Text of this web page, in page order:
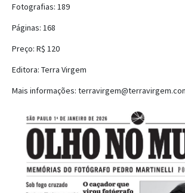
Fotografias: 189
Páginas: 168
Preço: R$ 120
Editora: Terra Virgem
Mais informações: